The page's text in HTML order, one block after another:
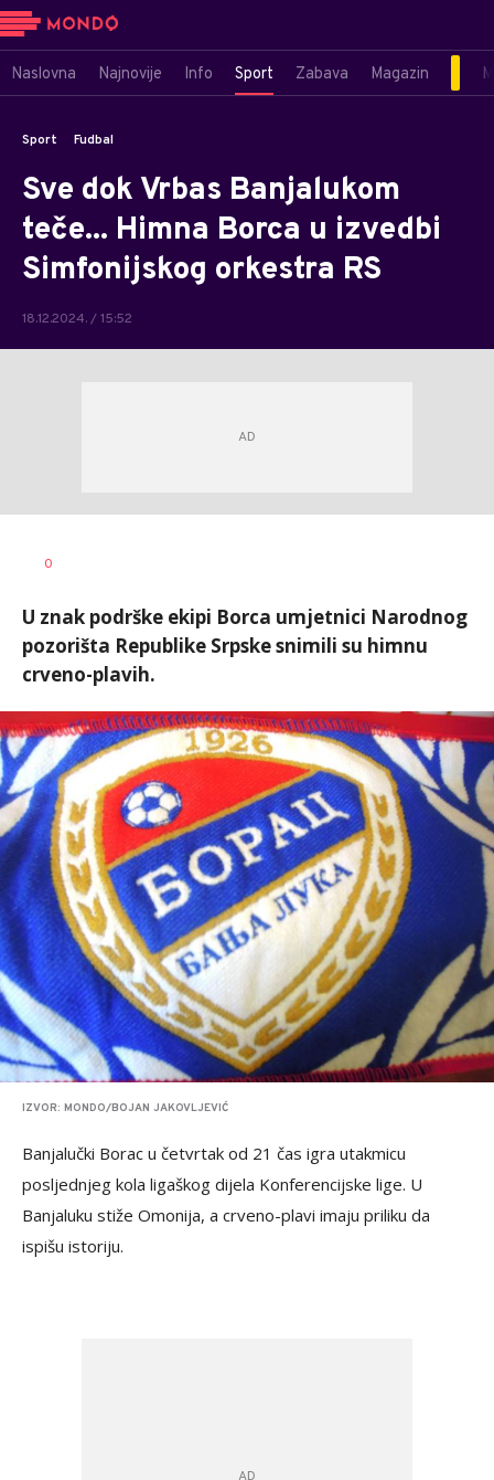
Naslovna Najnovije Info Sport Zabava Magazin
Sport Fudbal
Sve dok Vrbas Banjalukom
teče... Himna Borca u izvedbi
Simfonijskog orkestra RS
18.12.2024. / 15:52
AUTOR
0
U znak podrške ekipi Borca umjetnici Narodnog
pozorišta Republike Srpske snimili su himnu
crveno-plavih.
IZVOR: MONDO/BOJAN JAKOVLJEVIĆ
Banjalučki Borac u četvrtak od 21 čas igra utakmicu
posljednjeg kola ligaškog dijela Konferencijske lige. U
Banjaluku stiže Omonija, a crveno-plavi imaju priliku da
ispišu istoriju.